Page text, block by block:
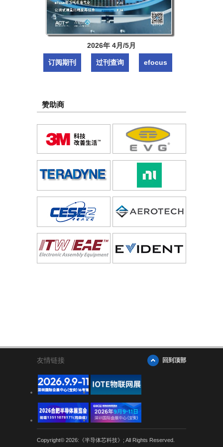
2026年 4月/5月
订阅期刊 过刊查询 efocus
赞助商
友情链接 回到顶部
Copyright© 2026:《半导体芯科技》; All Rights Reserved.